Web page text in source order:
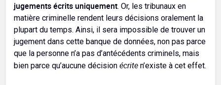
jugements écrits uniquement. Or, les tribunaux en
matière criminelle rendent leurs décisions oralement la
plupart du temps. Ainsi, il sera impossible de trouver un
jugement dans cette banque de données, non pas parce
que la personne n’a pas d’antécédents criminels, mais
bien parce qu’aucune décision écrite n’existe à cet effet.